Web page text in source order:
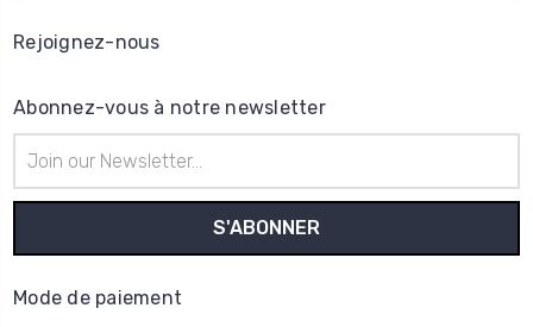
Rejoignez-nous
Abonnez-vous à notre newsletter
e-
mail
Mode de paiement